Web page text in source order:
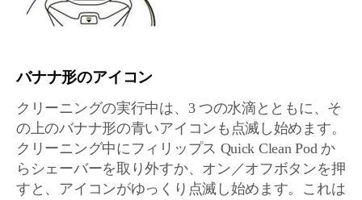
バナナ形のアイコン
クリーニングの実行中は、3 つの水滴とともに、そ
の上のバナナ形の青いアイコンも点滅し始めます。
クリーニング中にフィリップス Quick Clean Pod か
らシェーバーを取り外すか、オン／オフボタンを押
すと、アイコンがゆっくり点滅し始めます。これは